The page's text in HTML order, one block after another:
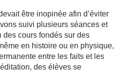
être inopinée afin d’éviter
suivi plusieurs séances et
des cours fondés sur des
en histoire ou en physique,
entre les faits et les
des élèves se